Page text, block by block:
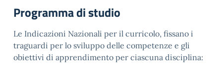
Programma di studio
Le Indicazioni Nazionali per il curricolo, fissano i
traguardi per lo sviluppo delle competenze e gli
obiettivi di apprendimento per ciascuna disciplina: